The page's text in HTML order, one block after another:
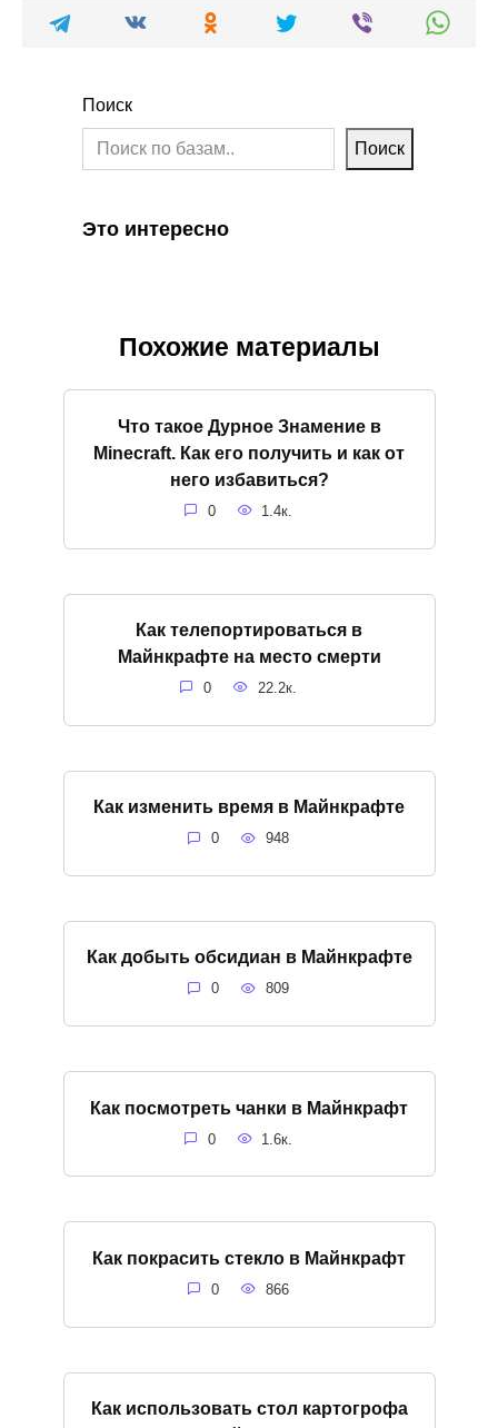
Поиск
Поиск
Это интересно
Похожие материалы
Что такое Дурное Знамение в
Minecraft. Как его получить и как от
него избавиться?
0 1.4к.
Как телепортироваться в
Майнкрафте на место смерти
0 22.2к.
Как изменить время в Майнкрафте
0 948
Как добыть обсидиан в Майнкрафте
0 809
Как посмотреть чанки в Майнкрафт
0 1.6к.
Как покрасить стекло в Майнкрафт
0 866
Как использовать стол картогрофа